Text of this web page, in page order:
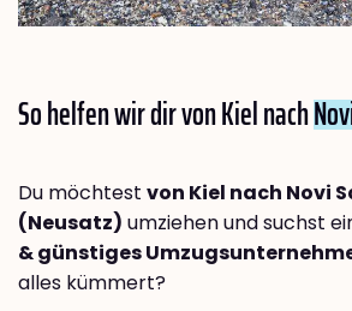
So helfen wir dir von Kiel nach
Du möchtest von Kiel nach Novi
(Neusatz) umziehen und suchst
& günstiges
alles kümmert?